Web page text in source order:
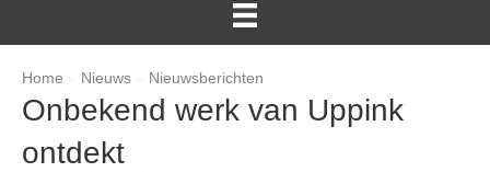
Home Nieuws Nieuwsberichten
Onbekend werk van Uppink
ontdekt